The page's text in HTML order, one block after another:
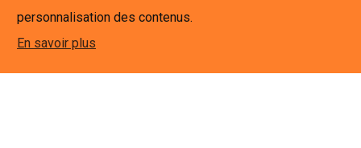
NOUS CONTACTER
METROZ Formation & Services Sàrl
personnalisation des contenus.
En savoir plus